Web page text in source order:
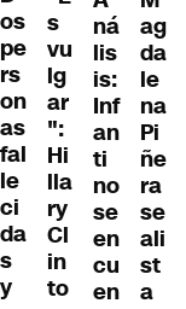
os
pe
rs
on
as
fal
le
ci
da
s
y
s
vu
lg
ar
":
Hi
lla
ry
Cl
in
to
ná
lis
is:
Inf
an
ti
no
se
en
cu
en
ag
da
le
na
Pi
ñe
ra
se
ali
st
a